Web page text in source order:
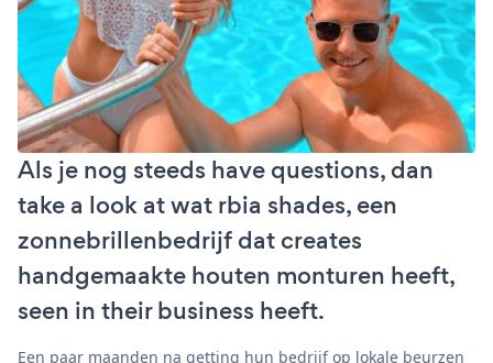
Als je nog steeds have questions, dan
take a look at wat rbia shades, een
zonnebrillenbedrijf dat creates
handgemaakte houten monturen heeft,
seen in their business heeft.
Een paar maanden na getting hun bedrijf op lokale beurzen